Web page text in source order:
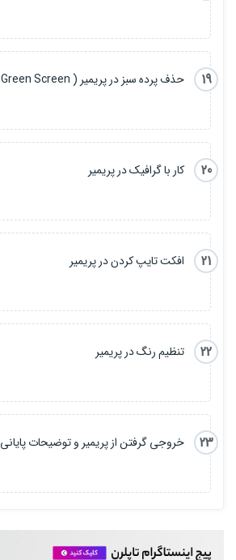
19
حذف پرده سبز در پریمیر ( Green Screen )
20
کار با گرافیک در پریمیر
21
افکت تایپ کردن در پریمیر
22
تنظیم رنگ در پریمیر
23
خروجی گرفتن از پریمیر و توضیحات پایانی